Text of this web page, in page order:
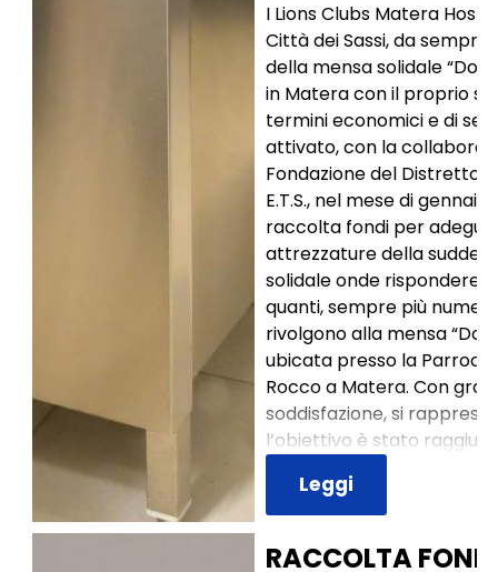
I Lions Clubs Matera Host
Città dei Sassi, da sempre
della mensa solidale “Don
in Matera con il proprio
termini economici e di
attivato, con la
Fondazione del Distretto
E.T.S., nel mese di gennaio
raccolta fondi per
attrezzature della
solidale onde rispondere
quanti, sempre più
rivolgono alla mensa “Don
ubicata presso la
Rocco a Matera. Con
soddisfazione, si
l’obiettivo è stato
Leggi
RACCOLTA